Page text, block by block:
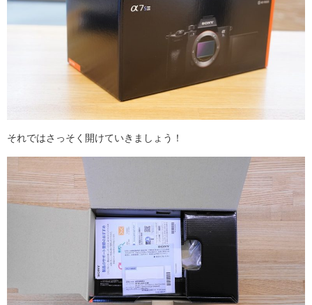
それではさっそく開けていきましょう！